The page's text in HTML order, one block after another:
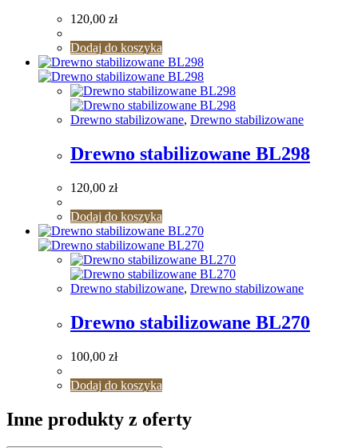
120,00 zł
Dodaj do koszyka
Drewno stabilizowane, Drewno stabilizowane
Drewno stabilizowane BL298
120,00 zł
Dodaj do koszyka
Drewno stabilizowane, Drewno stabilizowane
Drewno stabilizowane BL270
100,00 zł
Dodaj do koszyka
Inne produkty z oferty